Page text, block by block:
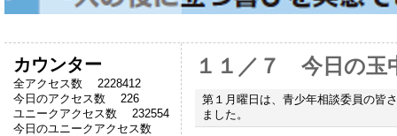
カウンター
全アクセス数 2228412
今日のアクセス数 226
ユニークアクセス数 232554
今日のユニークアクセス数
１１／７ 今日の玉
第１月曜日は、青少年相談委員の皆
ました。